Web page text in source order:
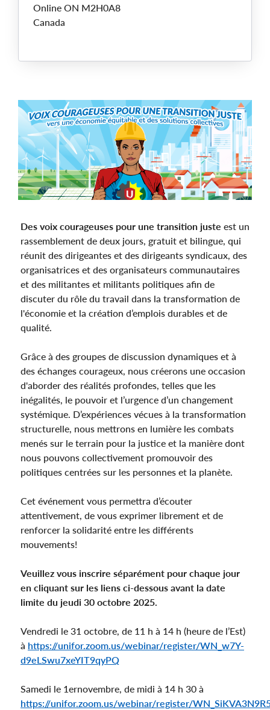
Online ON M2H0A8
Canada
Main
Image
Des voix courageuses pour une transition juste est un
rassemblement de deux jours, gratuit et bilingue, qui
réunit des dirigeantes et des dirigeants syndicaux, des
organisatrices et des organisateurs communautaires
et des militantes et militants politiques afin de
discuter du rôle du travail dans la transformation de
l'économie et la création d’emplois durables et de
qualité.
Grâce à des groupes de discussion dynamiques et à
des échanges courageux, nous créerons une occasion
d'aborder des réalités profondes, telles que les
inégalités, le pouvoir et l’urgence d’un changement
systémique. D’expériences vécues à la transformation
structurelle, nous mettrons en lumière les combats
menés sur le terrain pour la justice et la manière dont
nous pouvons collectivement promouvoir des
politiques centrées sur les personnes et la planète.
Cet événement vous permettra d’écouter
attentivement, de vous exprimer librement et de
renforcer la solidarité entre les différents
mouvements!
Veuillez vous inscrire séparément pour chaque jour
en cliquant sur les liens ci-dessous avant la date
limite du jeudi 30 octobre 2025.
Vendredi le 31 octobre, de 11 h à 14 h (heure de l’Est)
à https://unifor.zoom.us/webinar/register/WN_w7Y-
d9eLSwu7xeYIT9qyPQ
Samedi le 1ernovembre, de midi à 14 h 30 à
https://unifor.zoom.us/webinar/register/